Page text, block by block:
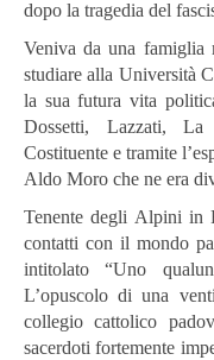
dopo la tragedia del
Veniva da una famiglia
studiare alla Università
la sua futura vita
Dossetti, Lazzati,
Costituente e tramite
Aldo Moro che ne era
Tenente degli Alpini in
contatti con il mondo
intitolato “Uno
L’opuscolo di una
collegio cattolico
sacerdoti fortemente